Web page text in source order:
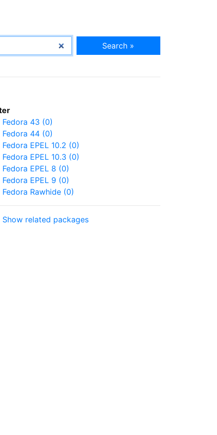
Search »
Fedora 43 (0)
Fedora 44 (0)
Fedora EPEL 10.2 (0)
Fedora EPEL 10.3 (0)
Fedora EPEL 8 (0)
Fedora EPEL 9 (0)
Fedora Rawhide (0)
Show related packages